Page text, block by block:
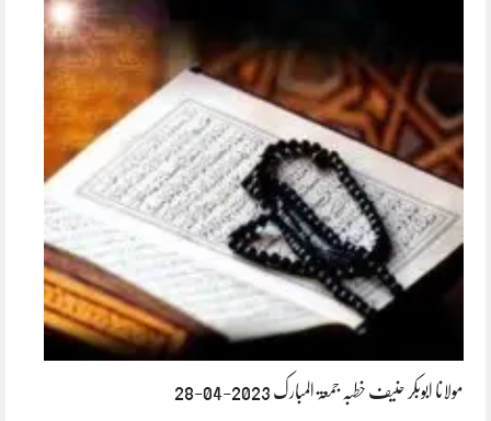
مولانا ابوبکر حنیف خطبہ جمعۃ المبارک 2023-04-28